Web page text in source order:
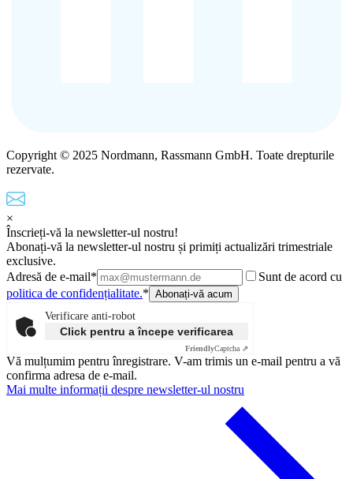
Copyright © 2025 Nordmann, Rassmann GmbH. Toate drepturile
rezervate.
×
Înscrieți-vă la newsletter-ul nostru!
Abonați-vă la newsletter-ul nostru și primiți actualizări trimestriale
exclusive.
Adresă de e-mail*
Sunt de acord cu
politica de confidențialitate.*
Verificare anti-robot
Click pentru a începe verificarea
FriendlyCaptcha ⇗
Vă mulțumim pentru înregistrare. V-am trimis un e-mail pentru a vă
confirma adresa de e-mail.
Mai multe informații despre newsletter-ul nostru